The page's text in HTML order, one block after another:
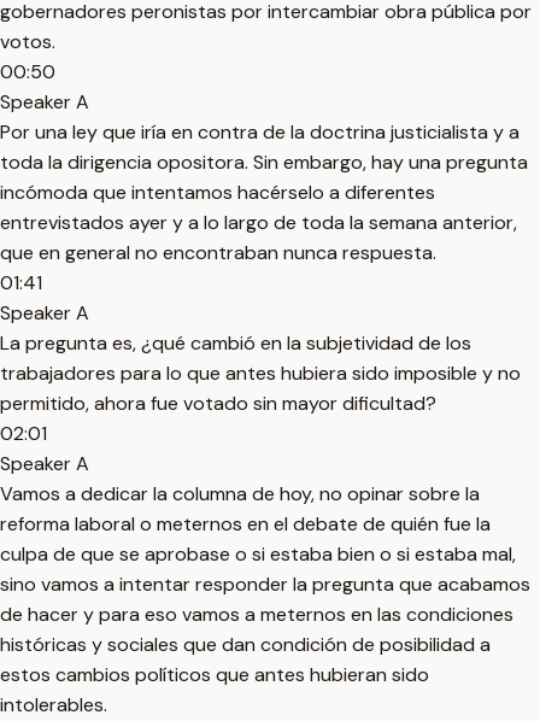
gobernadores peronistas por intercambiar obra pública por
votos.
00:50
Speaker A
Por una ley que iría en contra de la doctrina justicialista y a
toda la dirigencia opositora. Sin embargo, hay una pregunta
incómoda que intentamos hacérselo a diferentes
entrevistados ayer y a lo largo de toda la semana anterior,
que en general no encontraban nunca respuesta.
01:41
Speaker A
La pregunta es, ¿qué cambió en la subjetividad de los
trabajadores para lo que antes hubiera sido imposible y no
permitido, ahora fue votado sin mayor dificultad?
02:01
Speaker A
Vamos a dedicar la columna de hoy, no opinar sobre la
reforma laboral o meternos en el debate de quién fue la
culpa de que se aprobase o si estaba bien o si estaba mal,
sino vamos a intentar responder la pregunta que acabamos
de hacer y para eso vamos a meternos en las condiciones
históricas y sociales que dan condición de posibilidad a
estos cambios políticos que antes hubieran sido
intolerables.